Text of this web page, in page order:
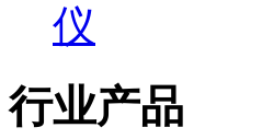
仪
行业产品